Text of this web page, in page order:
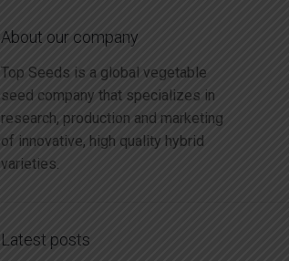
About our company
Top Seeds is a global vegetable
seed company that specializes in
research, production and marketing
of innovative, high quality hybrid
varieties.
Latest posts